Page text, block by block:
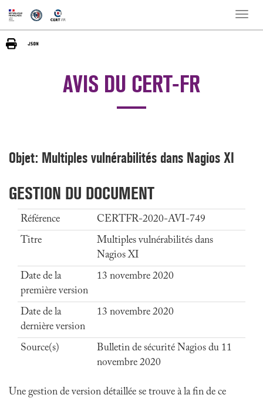
Toggle
AVIS DU CERT-FR
Objet: Multiples vulnérabilités dans Nagios XI
GESTION DU DOCUMENT
Référence
CERTFR-2020-AVI-749
Titre
Multiples vulnérabilités dans
Nagios XI
Date de la
première version
13 novembre 2020
Date de la
dernière version
13 novembre 2020
Source(s)
Bulletin de sécurité Nagios du 11
novembre 2020
Une gestion de version détaillée se trouve à la fin de ce